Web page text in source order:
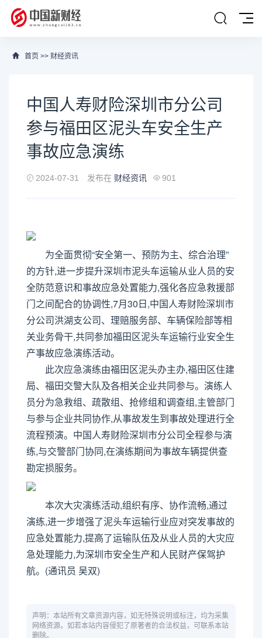
首页 >> 财经资讯
中国人寿财险深圳市分公司
参与福田区泥头车安全生产
事故应急演练
2024-07-31 发布在 财经资讯 901
为全面贯彻“安全第一、预防为主、综合治理”
的方针,进一步提升深圳市泥头车运输从业人员的安
全防范意识和事故应急处置能力,强化各应急救援部
门之间配合的协调性,7月30日,中国人寿财险深圳市
分公司洪湖支公司、理赔服务部、车辆保险部等相
关业务骨干,共同参加福田区泥头车运输行业安全生
产事故应急演练活动。
此次应急演练由福田区泥头办主办,福田区住建
局、福田交警大队及各相关企业共同参与。演练人
员分为急救组、疏散组、抢修组和调查组,主管部门
与参与企业共同协作,从事故发生到事故处理进行全
流程预演。中国人寿财险深圳市分公司全程参与演
练,与交警部门协同,在演练期间为事故车辆提供查
勘定损服务。
本次大灾演练活动,组织有序、协作流畅,通过
演练,进一步增强了泥头车运输行业应对突发事故的
应急处置能力,提高了运输队伍及从业人员的大灾应
急处理能力,为深圳市安全生产和人民财产保驾护
航。(通讯员 吴双)
声明：本站所有文章资源内容，如无特殊说明或标注，均为采集
网络资源。如若本站内容侵犯了原著者的合法权益，可联系本站
删除。